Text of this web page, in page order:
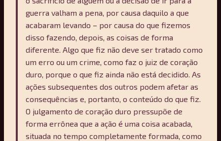
guerra valham a pena, por causa daquilo a que
acabaram levando – por causa do que fizemos
disso fazendo, depois, as coisas de forma
diferente. Algo que fiz não deve ser tratado como
um erro ou um crime, como faz o juiz de coração
duro, porque o que fiz ainda não está decidido. As
ações subsequentes dos outros podem afetar as
consequências e, portanto, o conteúdo do que fiz.
O julgamento de coração duro pressupõe de
forma errônea que a ação é uma coisa acabada,
situada no tempo completamente formada, como